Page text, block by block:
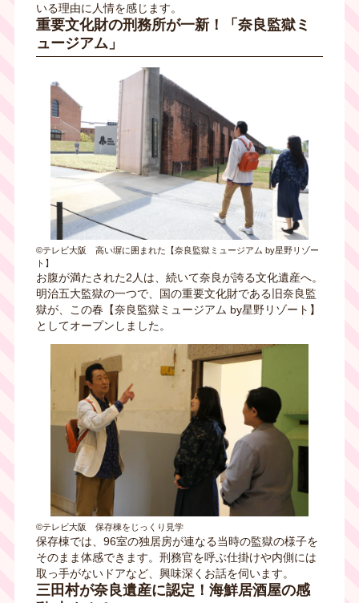
いる理由に人情を感じます。
重要文化財の刑務所が一新！「奈良監獄ミ
ュージアム」
©テレビ大阪 高い塀に囲まれた【奈良監獄ミュージアム by星野リゾー
ト】
お腹が満たされた2人は、続いて奈良が誇る文化遺産へ。
明治五大監獄の一つで、国の重要文化財である旧奈良監
獄が、この春【奈良監獄ミュージアム by星野リゾート】
としてオープンしました。
©テレビ大阪 保存棟をじっくり見学
保存棟では、96室の独居房が連なる当時の監獄の様子を
そのまま体感できます。刑務官を呼ぶ仕掛けや内側には
取っ手がないドアなど、興味深くお話を伺います。
三田村が奈良遺産に認定！海鮮居酒屋の感